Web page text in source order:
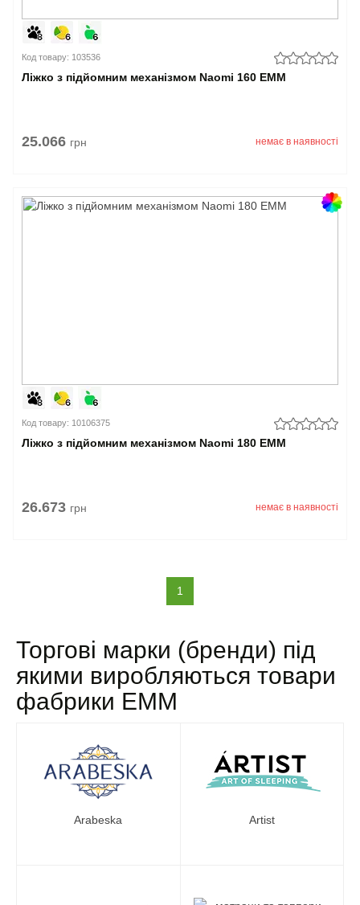
Код товару: 103536
Ліжко з підйомним механізмом Naomi 160 EMM
25.066 грн немає в наявності
Код товару: 10106375
Ліжко з підйомним механізмом Naomi 180 EMM
26.673 грн немає в наявності
1
Торгові марки (бренди) під
якими виробляються товари
фабрики EMM
Arabeska Artist